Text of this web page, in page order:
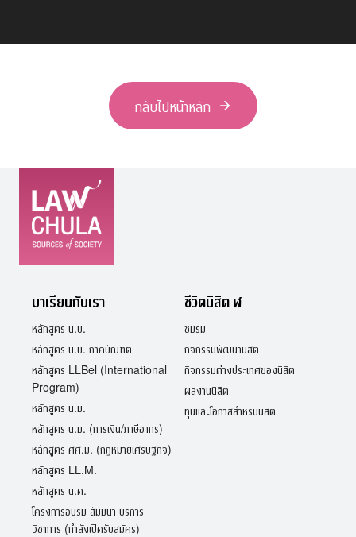
กลับไปหน้าหลัก
มาเรียนกับเรา
หลักสูตร น.บ.
หลักสูตร น.บ. ภาคบัณฑิต
หลักสูตร LLBel (International
Program)
หลักสูตร น.ม.
หลักสูตร น.ม. (การเงิน/ภาษีอากร)
หลักสูตร ศศ.ม. (กฎหมายเศรษฐกิจ)
หลักสูตร LL.M.
หลักสูตร น.ด.
โครงการอบรม สัมมนา บริการ
วิชาการ (กำลังเปิดรับสมัคร)
ชีวิตนิสิต ฬ
ชมรม
กิจกรรมพัฒนานิสิต
กิจกรรมต่างประเทศของนิสิต
ผลงานนิสิต
ทุนและโอกาสสำหรับนิสิต